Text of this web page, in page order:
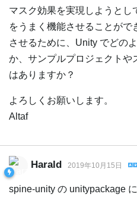
マスク効果を実現しようと
をうまく機能させることが
させるために、Unity でどの
か、サンプルプロジェクトや
はありますか？
よろしくお願いします。
Altaf
Harald 2019年10月15日
spine-unity の unitypackage